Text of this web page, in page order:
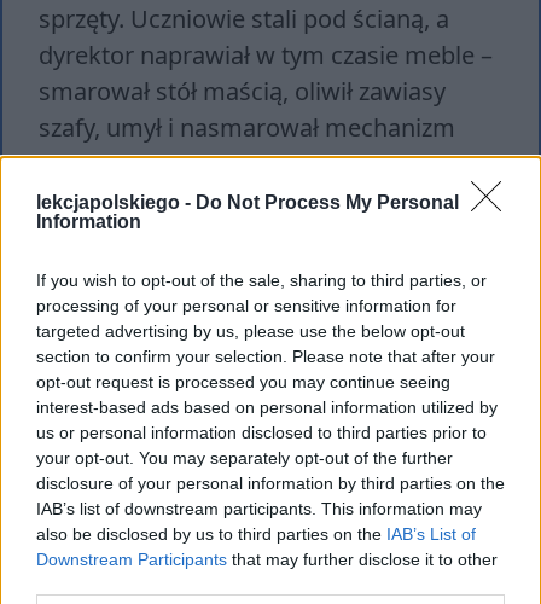
lekcjapolskiego - Do Not Process My Personal
Information
If you wish to opt-out of the sale, sharing to third parties, or
processing of your personal or sensitive information for
targeted advertising by us, please use the below opt-out
section to confirm your selection. Please note that after your
opt-out request is processed you may continue seeing
interest-based ads based on personal information utilized by
us or personal information disclosed to third parties prior to
your opt-out. You may separately opt-out of the further
disclosure of your personal information by third parties on the
IAB’s list of downstream participants. This information may
also be disclosed by us to third parties on the IAB’s List of
Downstream Participants that may further disclose it to other
sprzęty. Uczniowie stali pod ścianą, a
dyrektor naprawiał w tym czasie meble –
smarował stół maścią, oliwił zawiasy
szafy, umył i nasmarował mechanizm
zegara, a spękane lustro naprawiał
czarnym plastrem. Zajęcia w szpitalu
trwały długo, ponieważ ilość pracy była
ogromna.
Następne zajęcia odbywały się już nie z
Panem Kleksem, a z uczonymszpakiem
Mateuszem. Była to jedyna lekcja, która
odbywała się poza murami szkoły, na
pobliskim boisku. Każdego dnia
przynajmniej jedna lekcja miała miejsce
na świeżym powietrzu. Chłopcy na boisku
uczyli się geografii. Grali w piłkę, która